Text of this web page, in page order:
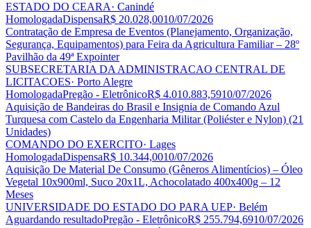
ESTADO DO CEARA· Canindé
HomologadaDispensaR$ 20.028,0010/07/2026
Contratação de Empresa de Eventos (Planejamento, Organização,
Segurança, Equipamentos) para Feira da Agricultura Familiar – 28º
Pavilhão da 49ª Expointer
SUBSECRETARIA DA ADMINISTRACAO CENTRAL DE
LICITACOES· Porto Alegre
HomologadaPregão - EletrônicoR$ 4.010.883,5910/07/2026
Aquisição de Bandeiras do Brasil e Insignia de Comando Azul
Turquesa com Castelo da Engenharia Militar (Poliéster e Nylon) (21
Unidades)
COMANDO DO EXERCITO· Lages
HomologadaDispensaR$ 10.344,0010/07/2026
Aquisição De Material De Consumo (Gêneros Alimentícios) – Óleo
Vegetal 10x900ml, Suco 20x1L, Achocolatado 400x400g – 12
Meses
UNIVERSIDADE DO ESTADO DO PARA UEP· Belém
Aguardando resultadoPregão - EletrônicoR$ 255.794,6910/07/2026